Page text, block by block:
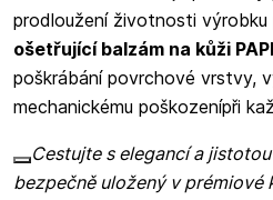
prodloužení životnosti výrobku
ošetřující balzám na kůži
poškrábání povrchové vrstvy,
mechanickému poškozenípři
Cestujte s elegancí a
bezpečně uložený v prémiové